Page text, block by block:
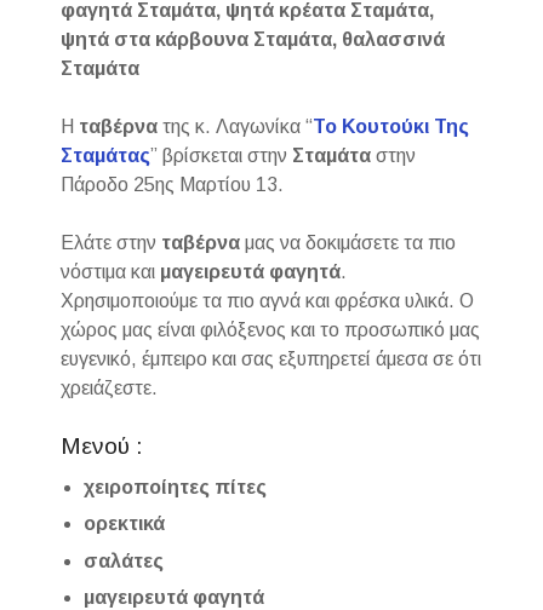
φαγητά Σταμάτα, ψητά κρέατα Σταμάτα,
ψητά στα κάρβουνα Σταμάτα, θαλασσινά
Σταμάτα
Η ταβέρνα της κ. Λαγωνίκα “Το Κουτούκι Της
Σταμάτας” βρίσκεται στην Σταμάτα στην
Πάροδο 25ης Μαρτίου 13.
Ελάτε στην ταβέρνα μας να δοκιμάσετε τα πιο
νόστιμα και μαγειρευτά φαγητά.
Χρησιμοποιούμε τα πιο αγνά και φρέσκα υλικά. Ο
χώρος μας είναι φιλόξενος και το προσωπικό μας
ευγενικό, έμπειρο και σας εξυπηρετεί άμεσα σε ότι
χρειάζεστε.
Μενού :
χειροποίητες πίτες
ορεκτικά
σαλάτες
μαγειρευτά φαγητά